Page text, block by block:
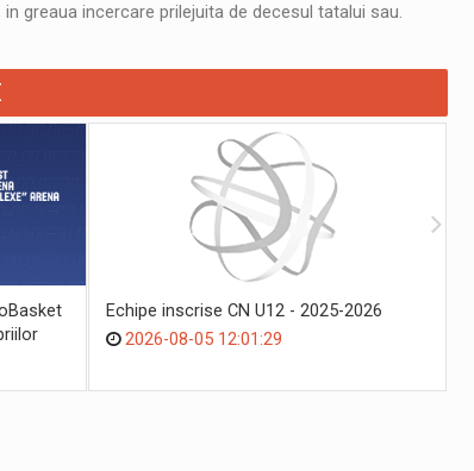
greaua incercare prilejuita de decesul tatalui sau.
Echipe inscrise CN U12 - 2025-2026
2026-08-05 12:01:29